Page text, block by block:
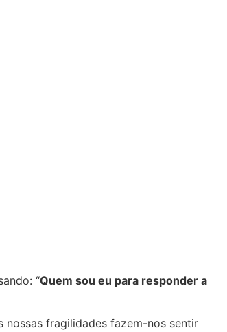
“Quem sou eu para responder a
nossas fragilidades fazem-nos sentir